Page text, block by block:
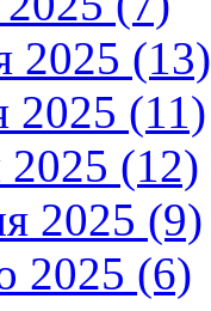
2025 (13)
2025 (11)
2025 (12)
2025 (9)
2025 (6)